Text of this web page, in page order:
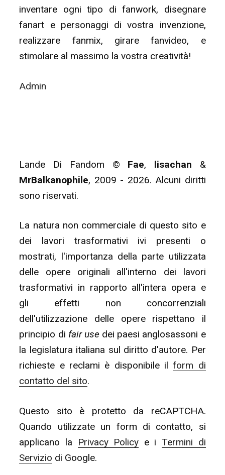
inventare ogni tipo di fanwork, disegnare
fanart e personaggi di vostra invenzione,
realizzare fanmix, girare fanvideo, e
stimolare al massimo la vostra creatività!
Admin
Lande Di Fandom © Fae, lisachan &
MrBalkanophile, 2009 - 2026. Alcuni diritti
sono riservati.
La natura non commerciale di questo sito e
dei lavori trasformativi ivi presenti o
mostrati, l'importanza della parte utilizzata
delle opere originali all'interno dei lavori
trasformativi in rapporto all'intera opera e
gli effetti non concorrenziali
dell'utilizzazione delle opere rispettano il
principio di fair usedei paesi anglosassoni e
la legislatura italiana sul diritto d'autore. Per
richieste e reclami è disponibile ilform di
contatto del sito.
Questo sito è protetto da reCAPTCHA.
Quando utilizzate un form di contatto, si
applicano la
Privacy Policy e iTermini di
Servizio di Google.